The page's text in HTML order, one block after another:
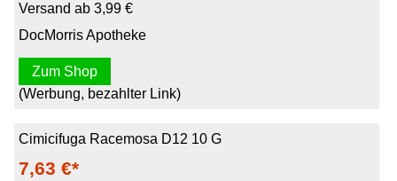
Versand ab 3,99 €
DocMorris Apotheke
Zum Shop
(Werbung, bezahlter Link)
Cimicifuga Racemosa D12 10 G
7,63 €*